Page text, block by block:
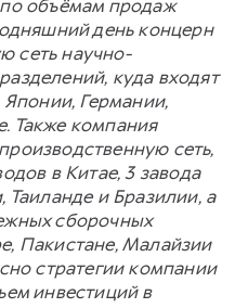
объёмам продаж
день концерн
сеть научно-
куда входят
Германии,
Также компания
сеть,
в Китае, 3 завода
Таиланде и Бразилии, а
сборочных
Пакистане, Малайзии
стратегии компании
инвестиций в